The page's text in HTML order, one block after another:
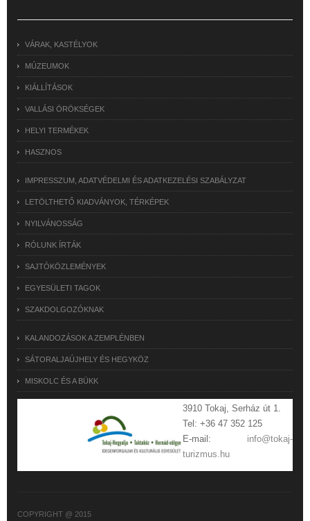
VÁRAK, KASTÉLYOK
MÚZEUMOK
KIÁLLÍTÁSOK
VALLÁSI ÖRÖKSÉGEK
HELYI TERMÉKEK
HASZNOS
IMPRESSZUM, ADATVÉDELMI ÉS ADATKEZELÉSI SZABÁLYZAT
LETÖLTHETŐ KIADVÁNYOK, TÉRKÉPEK
NYILVÁNOSSÁG
RÓLUNK ÍRTÁK
SAJTÓKÖZLEMÉNYEK
EGYESÜLETI TAGOK
SZAKDOLGOZÓKNAK
KALANDOZÁSOK A ZEMPLÉNBEN
SÁTORALJAÚJHELY ÉS HEGYKÖZ
MISKOLC ÉS A BÜKK
3910 Tokaj, Serház út 1.
Tel: +36 47 352 125
E-mail: info@tokaj-
turizmus.hu
COPYRIGHT @ 2015